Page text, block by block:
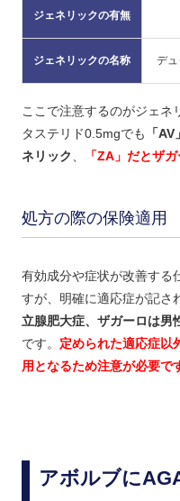
ジェネリックの有無
ジェネリックの名称 デ
ここで注意するのがジェネ
タステリド0.5mgでも
「
ネリック
「ZA」だとザ
処方の際の保険適用
有効成分や症状が改善する
すが、明確に適応症が記さ
立腺肥大症、ザガーロは男
です。 定められた適応症以
用となるため注意が必要で
アボルブに